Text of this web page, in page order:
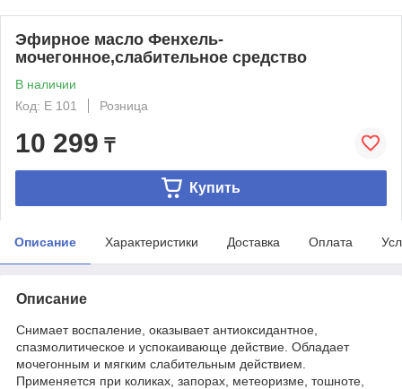
Эфирное масло Фенхель-
мочегонное,слабительное средство
В наличии
Код: Е 101
Розница
10 299 ₸
Купить
Описание Характеристики Доставка Оплата
Описание
Снимает воспаление, оказывает антиоксидантное,
спазмолитическое и успокаивающе действие. Обладает
мочегонным и мягким слабительным действием.
Применяется при коликах, запорах, метеоризме, тошноте,